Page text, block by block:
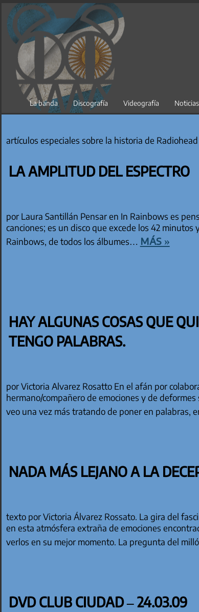
Saltar
contenido
La banda Discografía Videografía Noticias
artículos especiales sobre la historia de Radiohead
LA AMPLITUD DEL ESPECTRO
por Laura Santillán Pensar en In Rainbows es
canciones; es un disco que excede los 42
Rainbows, de todos los álbumes… más »
HAY ALGUNAS COSAS QUE
TENGO PALABRAS.
por Victoria Alvarez Rosatto En el afán por
hermano/compañero de emociones y de deformes
veo una vez más tratando de poner en palabras,
NADA MÁS LEJANO A LA
texto por Victoria Álvarez Rossato. La gira del
en esta atmósfera extraña de emociones
verlos en su mejor momento. La pregunta del
DVD CLUB CIUDAD – 24.03.09